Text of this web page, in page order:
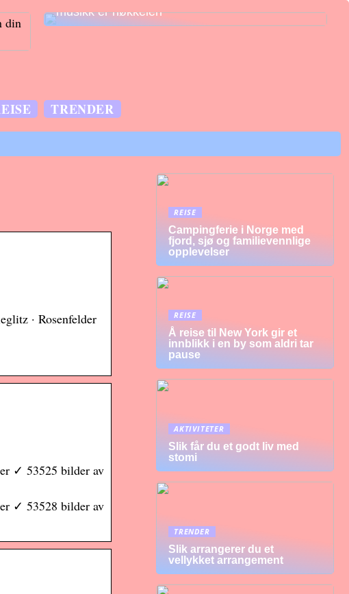
musikk er nøkkelen
TRENDER
· Rosenfelder
✓ 53525 bilder av
✓ 53528 bilder av
REISE
Campingferie i Norge med
fjord, sjø og familievennlige
opplevelser
REISE
Å reise til New York gir et
innblikk i en by som aldri tar
pause
AKTIVITETER
Slik får du et godt liv med
stomi
TRENDER
Slik arrangerer du et
vellykket arrangement